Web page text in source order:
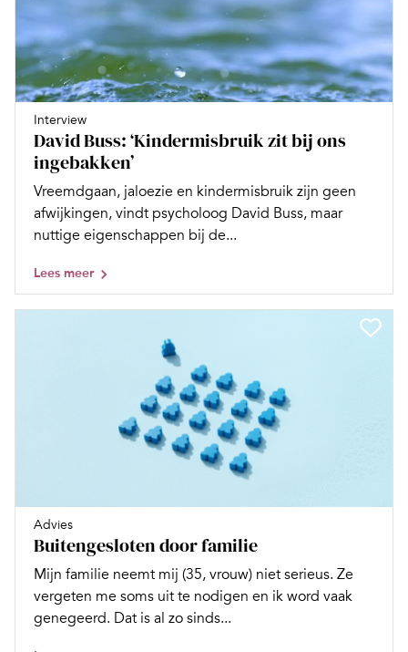
Interview
David Buss: ‘Kindermisbruik zit bij ons
ingebakken’
Vreemdgaan, jaloezie en kindermisbruik zijn geen
afwijkingen, vindt psycholoog David Buss, maar
nuttige eigenschappen bij de...
Lees meer
Advies
Buitengesloten door familie
Mijn familie neemt mij (35, vrouw) niet serieus. Ze
vergeten me soms uit te nodigen en ik word vaak
genegeerd. Dat is al zo sinds...